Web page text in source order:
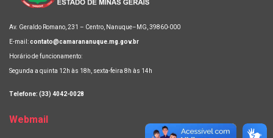
Av. Geraldo Romano, 231 – Centro, Nanuque–MG, 39860-000
E-mail:contato@camarananuque.mg.gov.br
Horário de funcionamento:
Segunda a quinta 12h às 18h, sexta-feira 8h às 14h
Telefone: (33) 4042-0028
Webmail